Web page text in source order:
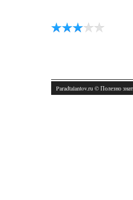
Paradtalantov.ru © Полезно